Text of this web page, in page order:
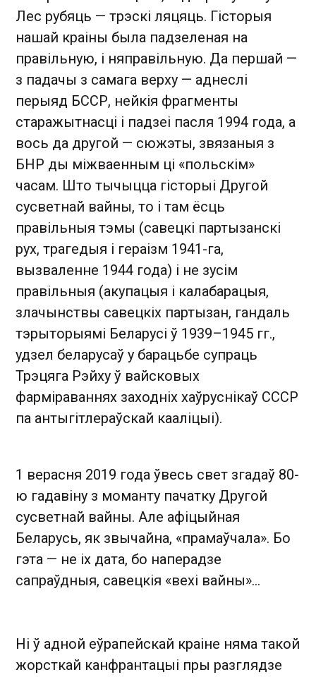
Лес рубяць — трэскі ляцяць. Гісторыя
нашай краіны была падзеленая на
правільную, і няправільную. Да першай —
з падачы з самага верху — аднеслі
перыяд БССР, нейкія фрагменты
старажытнасці і падзеі пасля 1994 года, а
вось да другой — сюжэты, звязаныя з
БНР ды міжваенным ці «польскім»
часам. Што тычыцца гісторыі Другой
сусветнай вайны, то і там ёсць
правільныя тэмы (савецкі партызанскі
рух, трагедыя і гераізм 1941-га,
вызваленне 1944 года) і не зусім
правільныя (акупацыя і калабарацыя,
злачынствы савецкіх партызан, гандаль
тэрыторыямі Беларусі ў 1939–1945 гг.,
удзел беларусаў у барацьбе супраць
Трэцяга Рэйху ў вайсковых
фарміраваннях заходніх хаўруснікаў СССР
па антыгітлераўскай кааліцыі).
1 верасня 2019 года ўвесь свет згадаў 80-
ю гадавіну з моманту пачатку Другой
сусветнай вайны. Але афіцыйная
Беларусь, як звычайна, «прамаўчала». Бо
гэта — не іх дата, бо наперадзе
сапраўдныя, савецкія «вехі вайны»…
Ні ў адной еўрапейскай краіне няма такой
жорсткай канфрантацыі пры разглядзе